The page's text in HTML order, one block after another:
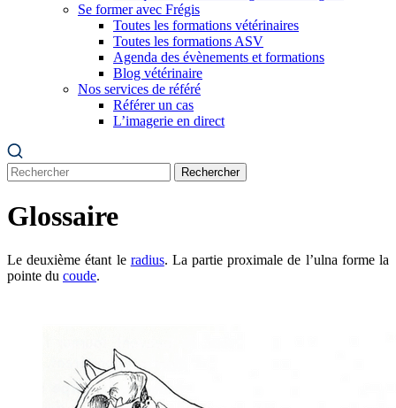
Se former avec Frégis
Toutes les formations vétérinaires
Toutes les formations ASV
Agenda des évènements et formations
Blog vétérinaire
Nos services de référé
Référer un cas
L’imagerie en direct
Rechercher
Glossaire
Le deuxième étant le radius. La partie proximale de l’ulna forme la
pointe du coude.